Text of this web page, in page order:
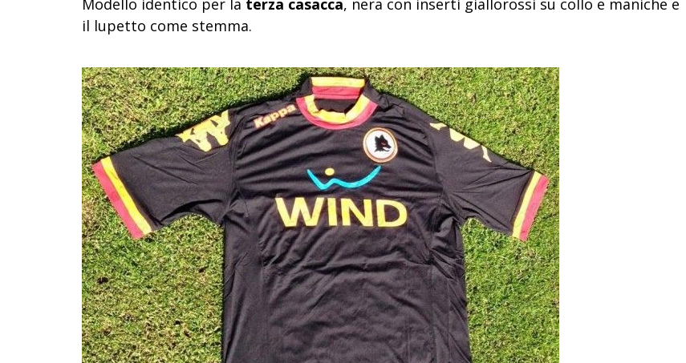
Modello identico per la terza casacca, nera con inserti giallorossi su collo e maniche e
il lupetto come stemma.